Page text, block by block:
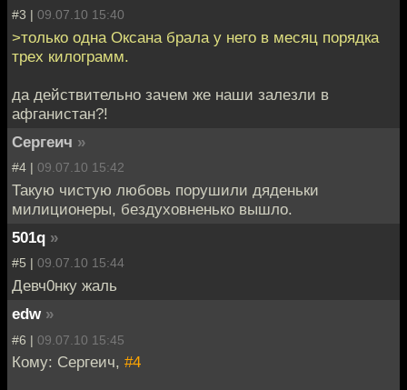
#3 | 09.07.10 15:40
>только одна Оксана брала у него в месяц порядка
трех килограмм.
да действительно зачем же наши залезли в
афганистан?!
Сергеич »
#4 | 09.07.10 15:42
Такую чистую любовь порушили дяденьки
милиционеры, бездуховненько вышло.
501q »
#5 | 09.07.10 15:44
Девч0нку жаль
edw »
#6 | 09.07.10 15:45
Кому: Сергеич, #4